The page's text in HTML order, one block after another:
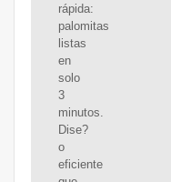
rápida:
palomitas
listas
en
solo
3
minutos.
Dise?
o
eficiente